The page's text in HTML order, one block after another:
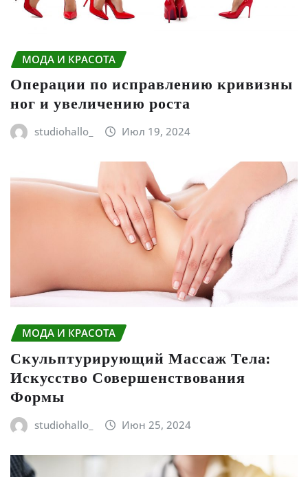
МОДА И КРАСОТА
Операции по исправлению кривизны
ног и увеличению роста
studiohallo_ Июл 19, 2024
МОДА И КРАСОТА
Скульптурирующий Массаж Тела:
Искусство Совершенствования
Формы
studiohallo_ Июн 25, 2024